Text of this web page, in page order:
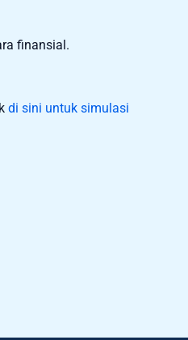
finansial.
di sini untuk simulasi